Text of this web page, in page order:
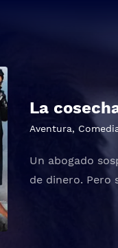
La
Aventura,
Un abogado
de dinero. Pero